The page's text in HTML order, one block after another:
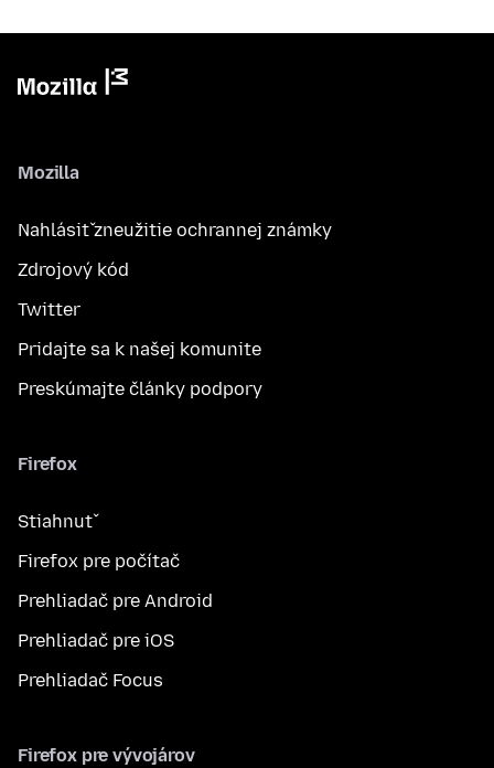
Mozilla
Nahlásiť zneužitie ochrannej známky
Zdrojový kód
Twitter
Pridajte sa k našej komunite
Preskúmajte články podpory
Firefox
Stiahnuť
Firefox pre počítač
Prehliadač pre Android
Prehliadač pre iOS
Prehliadač Focus
Firefox pre vývojárov